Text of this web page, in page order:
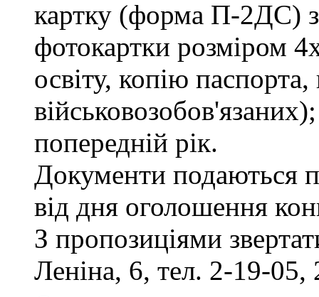
картку (форма П-2ДС) з
фотокартки розміром
освіту, копію
попередній рік.
Документи подаються
від дня оголошення
З пропозиціями
Леніна, 6, тел. 2-19-05,